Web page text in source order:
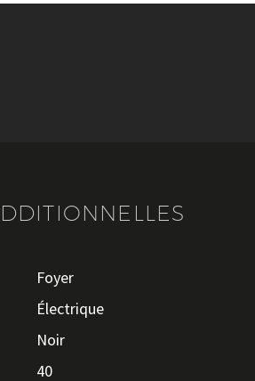
Foyer
Électrique
Noir
40